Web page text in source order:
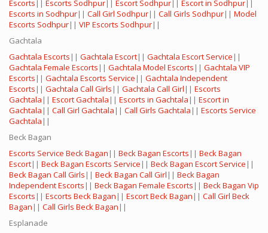
Escorts || Escorts Sodhpur|| Escort Sodhpur|| Escort in Sodhpur||
Escorts in Sodhpur|| Call Girl Sodhpur|| Call Girls Sodhpur|| Model
Escorts Sodhpur|| VIP Escorts Sodhpur||
Gachtala
Gachtala Escorts || Gachtala Escort|| Gachtala Escort Service ||
Gachtala Female Escorts || Gachtala Model Escorts || Gachtala VIP
Escorts || Gachtala Escorts Service || Gachtala Independent
Escorts || Gachtala Call Girls || Gachtala Call Girl || Escorts
Gachtala || Escort Gachtala || Escorts in Gachtala || Escort in
Gachtala || Call Girl Gachtala || Call Girls Gachtala || Escorts Service
Gachtala ||
Beck Bagan
Escorts Service Beck Bagan || Beck Bagan Escorts || Beck Bagan
Escort|| Beck Bagan Escorts Service || Beck Bagan Escort Service ||
Beck Bagan Call Girls || Beck Bagan Call Girl || Beck Bagan
Independent Escorts || Beck Bagan Female Escorts || Beck Bagan Vip
Escorts || Escorts Beck Bagan || Escort Beck Bagan || Call Girl Beck
Bagan || Call Girls Beck Bagan ||
Esplanade